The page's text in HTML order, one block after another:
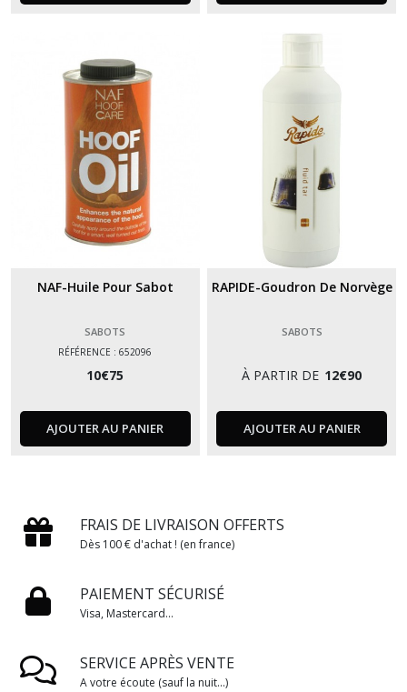
NAF-Huile Pour Sabot
SABOTS
RÉFÉRENCE : 652096
10€75
AJOUTER AU PANIER
RAPIDE-Goudron De Norvège
SABOTS
À PARTIR DE 12€90
AJOUTER AU PANIER
FRAIS DE LIVRAISON OFFERTS
Dès 100 € d'achat ! (en france)
PAIEMENT SÉCURISÉ
Visa, Mastercard...
SERVICE APRÈS VENTE
A votre écoute (sauf la nuit...)